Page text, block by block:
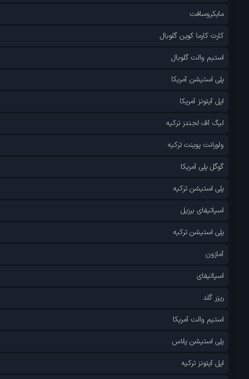
مایکروسافت
کارت کارما کوین گلوبال
استیم والت گلوبال
پلی استیشن آمریکا
اپل آیتونز آمریکا
لیگ آف لجندز ترکیه
ولورانت پوینت ترکیه
گوگل پلی آمریکا
پلی استیشن ترکیه
اسپاتیفای برزیل
پلی استیشن ترکیه
آمازون
اسپاتیفای
ریزر گلد
استیم والت آمریکا
پلی استیشن پلاس
اپل آیتونز ترکیه